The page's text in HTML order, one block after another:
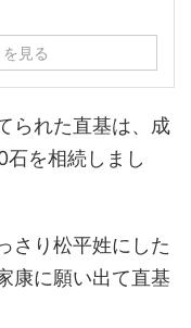
見る
られた直基は、成
を相続しまし
さり松平姓にした
康に願い出て直基